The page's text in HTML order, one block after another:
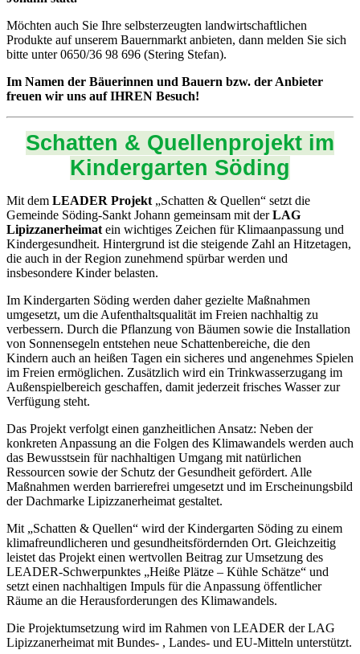
Möchten auch Sie Ihre selbsterzeugten landwirtschaftlichen
Produkte auf unserem Bauernmarkt anbieten, dann melden Sie sich
bitte unter 0650/36 98 696 (Stering Stefan).
Im Namen der Bäuerinnen und Bauern bzw. der Anbieter
freuen wir uns auf IHREN Besuch!
Schatten & Quellenprojekt im
Kindergarten Söding
Mit dem LEADER Projekt „Schatten & Quellen“ setzt die
Gemeinde Söding-Sankt Johann gemeinsam mit derLAG
Lipizzanerheimat ein wichtiges Zeichen für Klimaanpassung und
Kindergesundheit. Hintergrund ist die steigende Zahl an Hitzetagen,
die auch in der Region zunehmend spürbar werden und
insbesondere Kinder belasten.
Im Kindergarten Söding werden daher gezielte Maßnahmen
umgesetzt, um die Aufenthaltsqualität im Freien nachhaltig zu
verbessern. Durch die Pflanzung von Bäumen sowie die Installation
von Sonnensegeln entstehen neue Schattenbereiche, die den
Kindern auch an heißen Tagen ein sicheres und angenehmes Spielen
im Freien ermöglichen. Zusätzlich wird ein Trinkwasserzugang im
Außenspielbereich geschaffen, damit jederzeit frisches Wasser zur
Verfügung steht.
Das Projekt verfolgt einen ganzheitlichen Ansatz: Neben der
konkreten Anpassung an die Folgen des Klimawandels werden auch
das Bewusstsein für nachhaltigen Umgang mit natürlichen
Ressourcen sowie der Schutz der Gesundheit gefördert. Alle
Maßnahmen werden barrierefrei umgesetzt und im Erscheinungsbild
der Dachmarke Lipizzanerheimat gestaltet.
Mit „Schatten & Quellen“ wird der Kindergarten Söding zu einem
klimafreundlicheren und gesundheitsfördernden Ort. Gleichzeitig
leistet das Projekt einen wertvollen Beitrag zur Umsetzung des
LEADER-Schwerpunktes „Heiße Plätze – Kühle Schätze“ und
setzt einen nachhaltigen Impuls für die Anpassung öffentlicher
Räume an die Herausforderungen des Klimawandels.
Die Projektumsetzung wird im Rahmen von LEADER der LAG
Lipizzanerheimat mit Bundes- , Landes- und EU-Mitteln unterstützt.